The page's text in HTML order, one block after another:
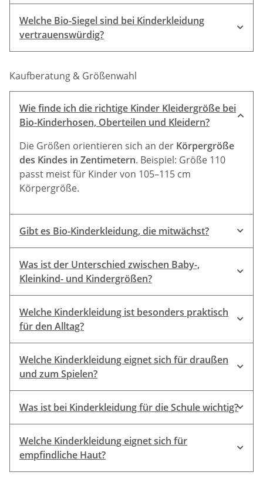
Fairtrade- oder GOTS-Betrieben
Welche Bio-Siegel sind bei Kinderkleidung
vertrauenswürdig?
GOTS
IVN BEST
kbA/kbT
Kaufberatung & Größenwahl
Wie finde ich die richtige Kinder Kleidergröße bei
Bio-Kinderhosen, Oberteilen und Kleidern?
Die Größen orientieren sich an der Körpergröße
des Kindes in Zentimetern. Beispiel: Größe 110
passt meist für Kinder von 105–115 cm
Körpergröße.
Gibt es Bio-Kinderkleidung, die mitwächst?
Was ist der Unterschied zwischen Baby-,
Kleinkind- und Kindergrößen?
Kleinkindgrößen
Kindergrößen
Welche Kinderkleidung ist besonders praktisch
für den Alltag?
Shirts,Strickjacken
Welche Kinderkleidung eignet sich für draußen
und zum Spielen?
Regenkleidung
wärmende Wollpullis
Was ist bei Kinderkleidung für die Schule wichtig?
pflegeleicht
Welche Kinderkleidung eignet sich für
empfindliche Haut?